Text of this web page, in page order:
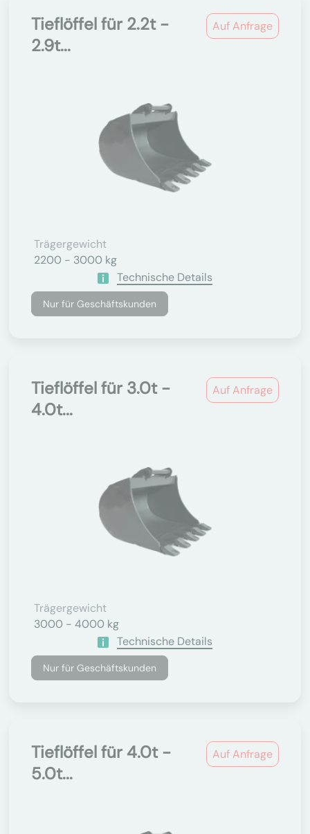
Auf Anfrage
Tieflöffel für 2.2t -
2.9t...
Trägergewicht
2200 - 3000 kg
Technische Details
Nur für Geschäftskunden
Auf Anfrage
Tieflöffel für 3.0t -
4.0t...
Trägergewicht
3000 - 4000 kg
Technische Details
Nur für Geschäftskunden
Auf Anfrage
Tieflöffel für 4.0t -
5.0t...